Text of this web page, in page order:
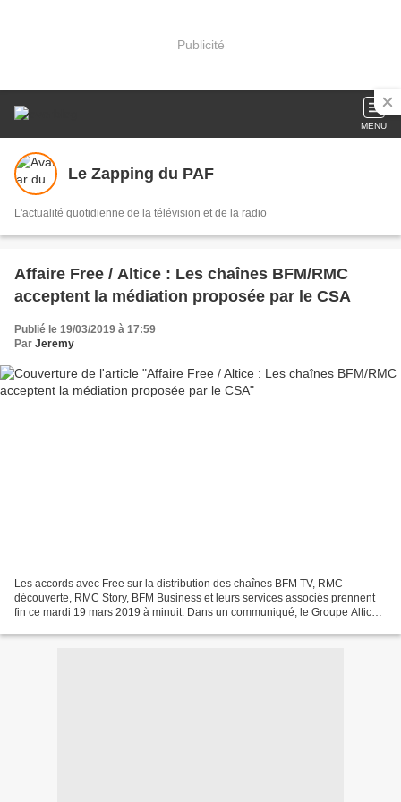
Publicité
MENU
Le Zapping du PAF
L'actualité quotidienne de la télévision et de la radio
Affaire Free / Altice : Les chaînes BFM/RMC
acceptent la médiation proposée par le CSA
Publié le 19/03/2019 à 17:59
Par Jeremy
Les accords avec Free sur la distribution des chaînes BFM TV, RMC
découverte, RMC Story, BFM Business et leurs services associés prennent
fin ce mardi 19 mars 2019 à minuit. Dans un communiqué, le Groupe Altice